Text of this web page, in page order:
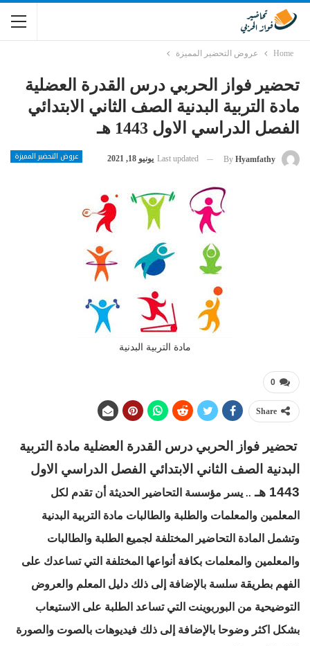
Home عروض التحضير المميزة
تحضير فواز الحربي درس القدرة العضلية
مادة التربية البدنية الصف الثاني الابتدائي
الفصل الدراسي الاول 1443 هـ
عروض التحضير المميزة By Hyamfathy
Last updated يونيو 18, 2021
مادة التربية البدنية
0
Share
تحضير فواز الحربي درس القدرة العضلية مادة التربية
البدنية الصف الثاني الابتدائي الفصل الدراسي الاول
1443 هـ
.. يسر مؤسسة التحاضير الحديثة أن تقدم لكل
المعلمين والمعلمات والطلبة والطالبات مادة التربية البدنية
وتشمل المادة التحاضير المختلفة لجميع الطلبة والطالبات
والمعلمين والمعلمات بكافة أنواعها المختلفة التي تساعدك على
الفهم بطريقة سلسة بالإضافة إلى ذلك دليل المعلم والعروض
التوضيحية من البوربوينت التي تساعد الطلبة على الاستيعاب
بشكل اكثر وضوحا بالإضافة إلى ذلك فيديوهات بالصوت والصورة